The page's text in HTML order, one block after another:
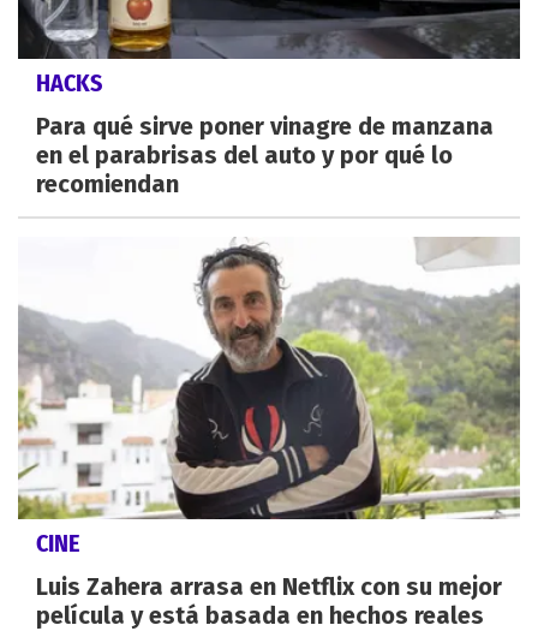
HACKS
Para qué sirve poner vinagre de manzana
en el parabrisas del auto y por qué lo
recomiendan
CINE
Luis Zahera arrasa en Netflix con su mejor
película y está basada en hechos reales